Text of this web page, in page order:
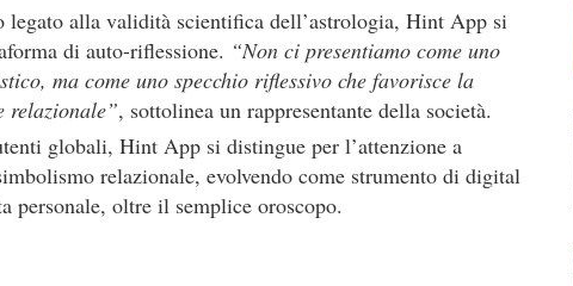
legato alla validità scientifica dell’astrologia, Hint App si
di auto-riflessione. “Non ci presentiamo come uno
ma come uno specchio riflessivo che favorisce la
relazionale”, sottolinea un rappresentante della società.
globali, Hint App si distingue per l’attenzione a
relazionale, evolvendo come strumento di digital
personale, oltre il semplice oroscopo.